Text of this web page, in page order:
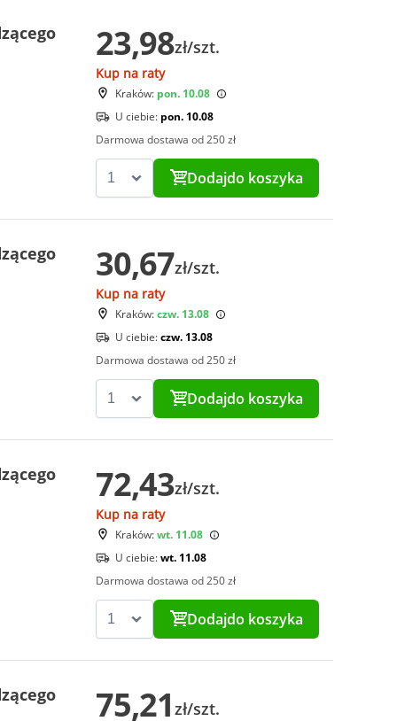
23,98zł/szt.
Kup na raty
Kraków: pon. 10.08
U ciebie: pon. 10.08
Darmowa dostawa od 250 zł
Dodajdo koszyka
30,67zł/szt.
Kup na raty
Kraków:czw. 13.08
U ciebie:czw. 13.08
Darmowa dostawa od 250 zł
Dodajdo koszyka
72,43zł/szt.
Kup na raty
Kraków:wt. 11.08
U ciebie:wt. 11.08
Darmowa dostawa od 250 zł
Dodajdo koszyka
75,21 zł/szt.